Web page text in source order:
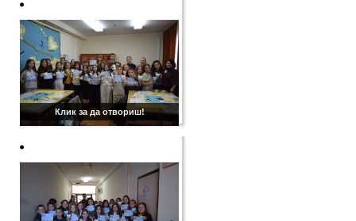
Клик за да отвориш!